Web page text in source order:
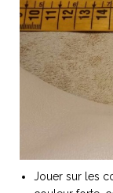
Jouer sur les